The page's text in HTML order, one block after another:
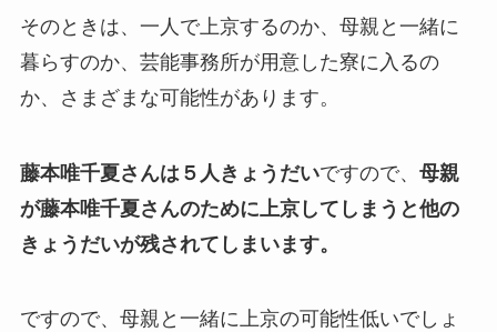
そのときは、一人で上京するのか、母親と一緒に
暮らすのか、芸能事務所が用意した寮に入るの
か、さまざまな可能性があります。
藤本唯千夏さんは５人きょうだいですので、 母親
が藤本唯千夏さんのために上京してしまうと他の
きょうだいが残されてしまいます。
ですので、母親と一緒に上京の可能性低いでしょ